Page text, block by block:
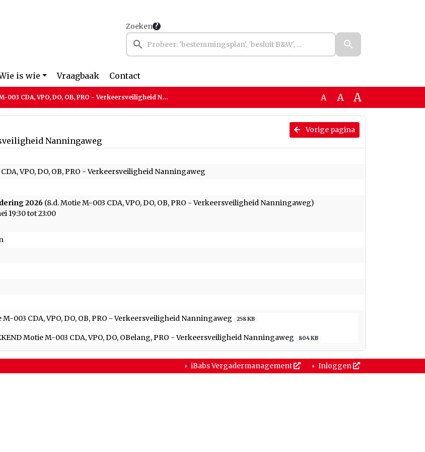
Zoeken
is wie Vraagbaak Contact
CDA, VPO, DO, OB, PRO - Verkeersveiligheid Nanningaweg A A A
Vorige pagina
Nanningaweg
VPO, DO, OB, PRO - Verkeersveiligheid Nanningaweg
2026 (8.d. Motie M-003 CDA, VPO, DO, OB, PRO - Verkeersveiligheid Nanningaweg)
19:30 tot 23:00
M-003 CDA, VPO, DO, OB, PRO - Verkeersveiligheid Nanningaweg 258 KB
Motie M-003 CDA, VPO, DO, OBelang, PRO - Verkeersveiligheid Nanningaweg 804 KB
iBabs Vergadermanagement Inloggen